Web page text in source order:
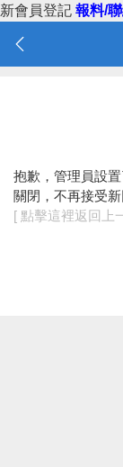
新會員登記 報料/
抱歉，管理員設
關閉，不再接受
[ 點擊這裡返回上